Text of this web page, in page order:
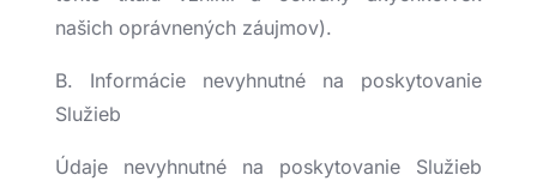
našich oprávnených záujmov).
B. Informácie nevyhnutné na poskytovanie
Služieb
Údaje nevyhnutné na poskytovanie Služieb